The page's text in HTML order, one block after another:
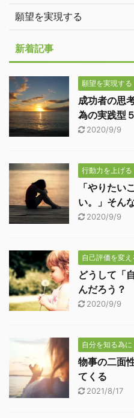
願望を実現する
新着記事
願望を実現する
成功者の思
為の実践型
2020/9/9
行動力を上げる
「やりたい
い。」そん
2020/9/9
自己評価を変え
どうして「
んだろう？
2020/9/9
自分を知る為に
物事の二面
てくる
2021/8/17